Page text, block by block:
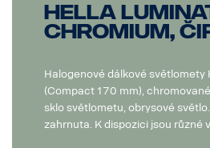
Hella
Chromium,
Halogenové dálkové světlomety
(Compact 170 mm),
sklo světlometu, obrysové
zahrnuta. K dispozici jsou různé